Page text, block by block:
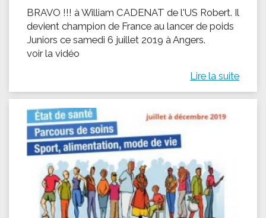
BRAVO !!! à William CADENAT de l'US Robert. Il
devient champion de France au lancer de poids
Juniors ce samedi 6 juillet 2019 à Angers.
voir la vidéo
Lire la suite